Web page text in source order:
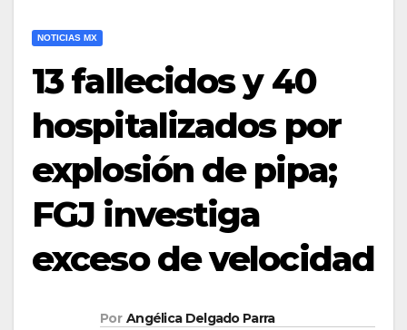
NOTICIAS MX
13 fallecidos y 40
hospitalizados por
explosión de pipa;
FGJ investiga
exceso de velocidad
Por Angélica Delgado Parra